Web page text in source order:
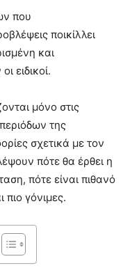
που
ποικίλλει
και
ειδικοί.
μόνο στις
της
σχετικά με τον
πότε θα έρθει η
πότε είναι πιθανό
πιο γόνιμες.